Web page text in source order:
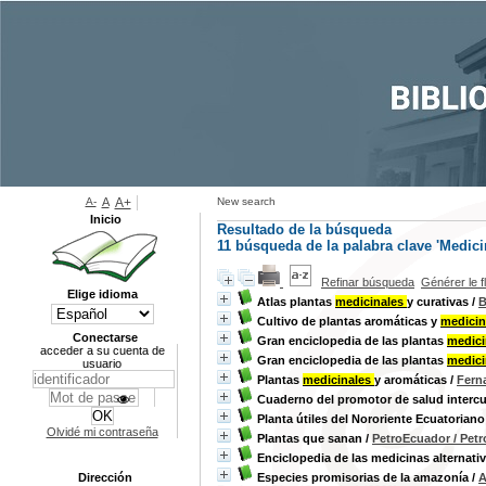
New search
Resultado de la búsqueda
11 búsqueda de la palabra clave
Refinar búsqueda Générer le
Atlas plantas medicinales y curativas /
Cultivo de plantas aromáticas y
Gran enciclopedia de las plantas
Gran enciclopedia de las plantas
Plantas medicinales y aromáticas /
Cuaderno del promotor de salud
Planta útiles del Nororiente Ecuatoriano
Plantas que sanan / PetroEcuador /
Enciclopedia de las medicinas
Especies promisorias de la amazonía /
A- A A+
Inicio
Elige idioma
Conectarse
acceder a su cuenta de
usuario
Olvidé mi contraseña
Dirección